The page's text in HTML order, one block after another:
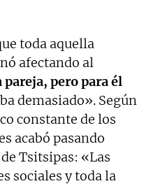
toda aquella
afectando al
pero para él
demasiado». Según
constante de los
acabó pasando
Tsitsipas: «Las
sociales y toda la